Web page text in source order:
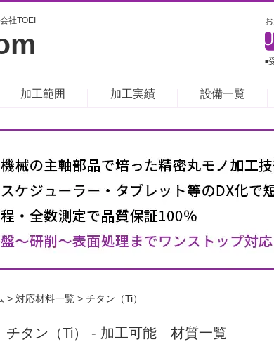
社TOEI
■
加工範囲 加工実績 設備一覧
> 対応材料一覧 > チタン（Ti）
チタン（Ti） - 加工可能 材質一覧